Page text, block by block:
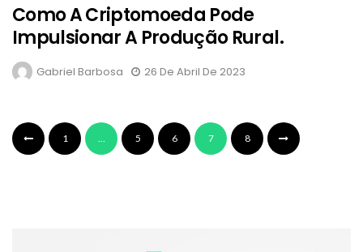
Como A Criptomoeda Pode
Impulsionar A Produção Rural.
Gabriel Barbosa 26 De Abril De 2023
1 5 6 7 8